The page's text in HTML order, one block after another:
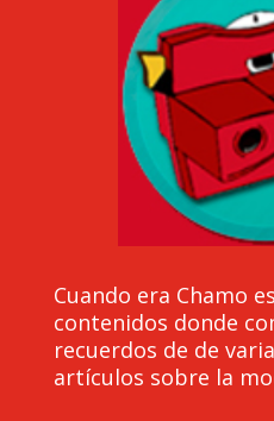
Cuando era Chamo
contenidos donde
recuerdos de de
artículos sobre la